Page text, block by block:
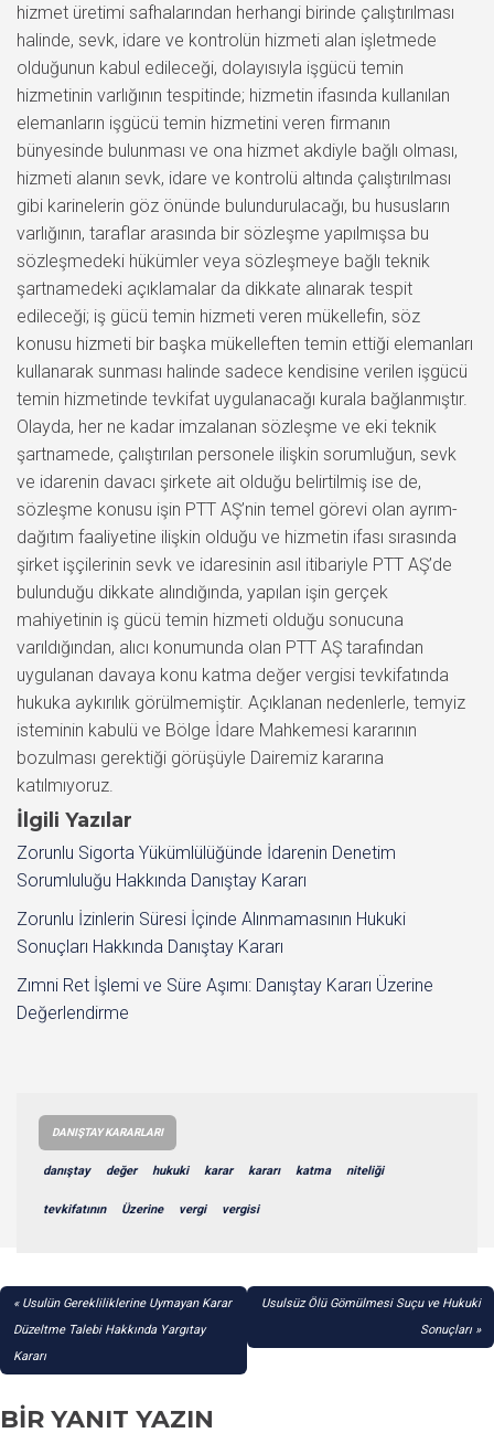
hizmet üretimi safhalarından herhangi birinde çalıştırılması
halinde, sevk, idare ve kontrolün hizmeti alan işletmede
olduğunun kabul edileceği, dolayısıyla işgücü temin
hizmetinin varlığının tespitinde; hizmetin ifasında kullanılan
elemanların işgücü temin hizmetini veren firmanın
bünyesinde bulunması ve ona hizmet akdiyle bağlı olması,
hizmeti alanın sevk, idare ve kontrolü altında çalıştırılması
gibi karinelerin göz önünde bulundurulacağı, bu hususların
varlığının, taraflar arasında bir sözleşme yapılmışsa bu
sözleşmedeki hükümler veya sözleşmeye bağlı teknik
şartnamedeki açıklamalar da dikkate alınarak tespit
edileceği; iş gücü temin hizmeti veren mükellefin, söz
konusu hizmeti bir başka mükelleften temin ettiği elemanları
kullanarak sunması halinde sadece kendisine verilen işgücü
temin hizmetinde tevkifat uygulanacağı kurala bağlanmıştır.
Olayda, her ne kadar imzalanan sözleşme ve eki teknik
şartnamede, çalıştırılan personele ilişkin sorumluğun, sevk
ve idarenin davacı şirkete ait olduğu belirtilmiş ise de,
sözleşme konusu işin PTT AŞ’nin temel görevi olan ayrım-
dağıtım faaliyetine ilişkin olduğu ve hizmetin ifası sırasında
şirket işçilerinin sevk ve idaresinin asıl itibariyle PTT AŞ’de
bulunduğu dikkate alındığında, yapılan işin gerçek
mahiyetinin iş gücü temin hizmeti olduğu sonucuna
varıldığından, alıcı konumunda olan PTT AŞ tarafından
uygulanan davaya konu katma değer vergisi tevkifatında
hukuka aykırılık görülmemiştir. Açıklanan nedenlerle, temyiz
isteminin kabulü ve Bölge İdare Mahkemesi kararının
bozulması gerektiği görüşüyle Dairemiz kararına
katılmıyoruz.
İlgili Yazılar
Zorunlu Sigorta Yükümlülüğünde İdarenin Denetim
Sorumluluğu Hakkında Danıştay Kararı
Zorunlu İzinlerin Süresi İçinde Alınmamasının Hukuki
Sonuçları Hakkında Danıştay Kararı
Zımni Ret İşlemi ve Süre Aşımı: Danıştay Kararı Üzerine
Değerlendirme
DANIŞTAY KARARLARI
danıştay değer hukuki karar kararı katma niteliği
tevkifatının Üzerine vergi vergisi
YAZI
GEZINMESI
Usulün Gerekliliklerine Uymayan Karar
Düzeltme Talebi Hakkında Yargıtay
Kararı
Usulsüz Ölü Gömülmesi Suçu ve Hukuki
Sonuçları
BIR YANIT YAZIN